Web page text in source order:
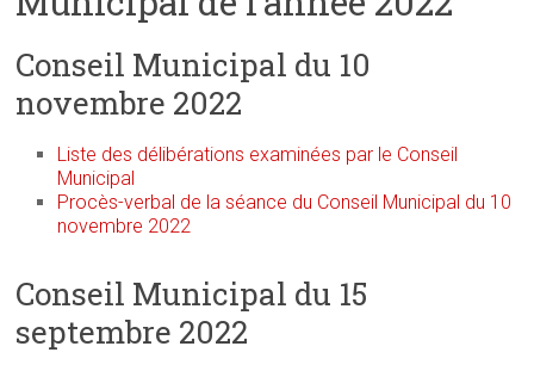
Conseil Municipal du 10
novembre 2022
Liste des délibérations examinées par le Conseil
Municipal
Procès-verbal de la séance du Conseil Municipal du 10
novembre 2022
Conseil Municipal du 15
septembre 2022